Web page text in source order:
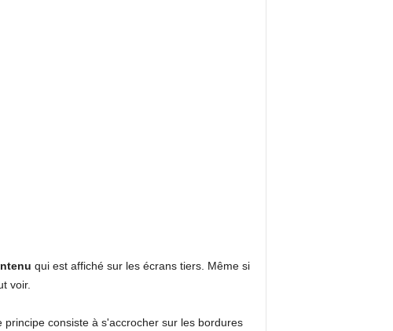
qui est affiché sur les écrans tiers. Même si
voir.
consiste à s'accrocher sur les bordures